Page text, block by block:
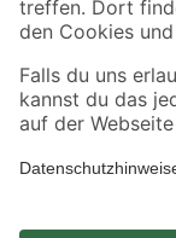
Alle Preisangaben in EUR
Umständen nicht in allen
sich auf den unter "Mein
*Paketversand ab 59 €
fallen zusätzliche